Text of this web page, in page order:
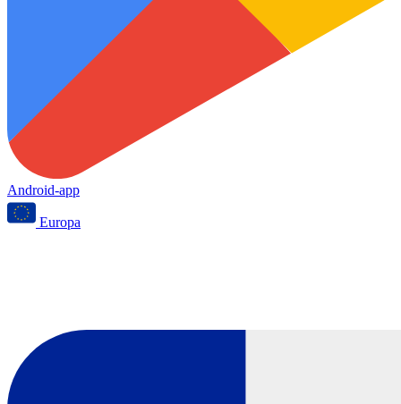
Android-app
Europa